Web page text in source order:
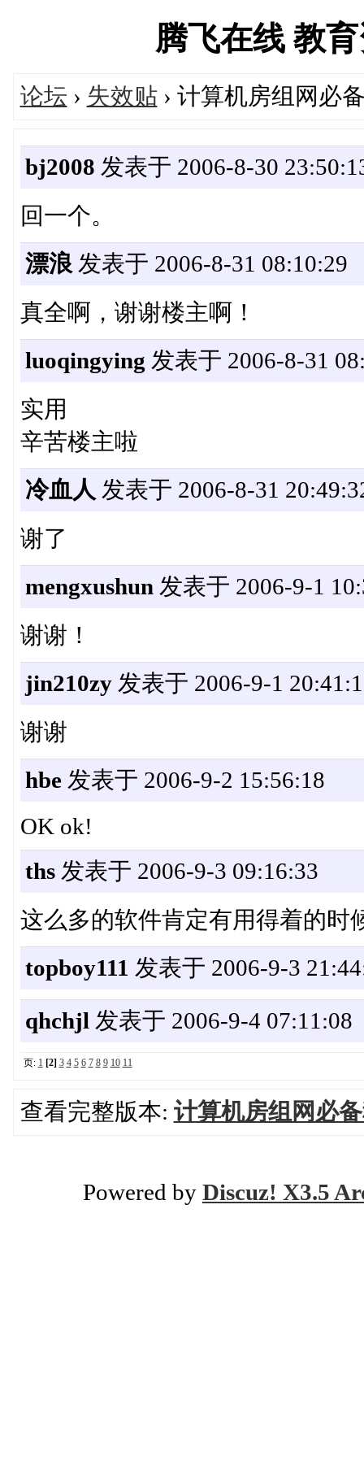
腾飞在线 教
论坛 › 失效贴 › 计算机房组网必
bj2008 发表于 2006-8-30
回一个。
漂浪 发表于 2006-8-31 08:10:29
真全啊，谢谢楼主啊！
luoqingying 发表于 2006-8-31
实用
辛苦楼主啦
冷血人 发表于 2006-8-31
谢了
mengxushun 发表于 2006-9-1
谢谢！
jin210zy发表于 2006-9-1
谢谢
hbe发表于 2006-9-2 15:56:18
OK ok!
ths发表于 2006-9-3 09:16:33
这么多的软件肯定有用得着的时
topboy111 发表于 2006-9-3
qhchjl 发表于 2006-9-4 07:11:08
页: 1 [2] 3 4 5 6 7 8 9 10 11
查看完整版本: 计算机房组网必
Powered by Discuz! X3.5